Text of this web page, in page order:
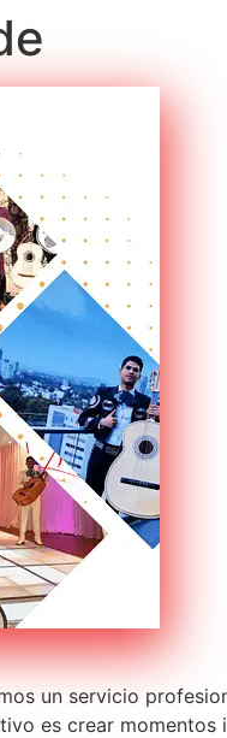
un servicio
es crear